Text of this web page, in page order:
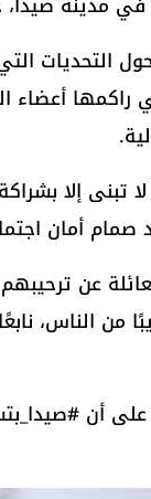
التحديات
راكمها
تبنى إلا
أمان
عن
من الناس،
على أن